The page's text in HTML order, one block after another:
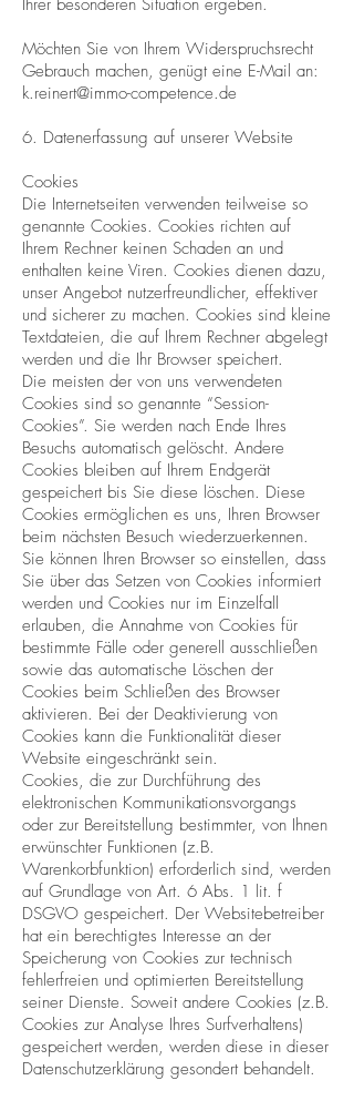
Ihrer besonderen Situation ergeben.
Möchten Sie von Ihrem Widerspruchsrecht
Gebrauch machen, genügt eine E-Mail an:
k.reinert@immo-competence.de
6. Datenerfassung auf unserer Website
Cookies
Die Internetseiten verwenden teilweise so
genannte Cookies. Cookies richten auf
Ihrem Rechner keinen Schaden an und
enthalten keine Viren. Cookies dienen dazu,
unser Angebot nutzerfreundlicher, effektiver
und sicherer zu machen. Cookies sind kleine
Textdateien, die auf Ihrem Rechner abgelegt
werden und die Ihr Browser speichert.
Die meisten der von uns verwendeten
Cookies sind so genannte “Session-
Cookies”. Sie werden nach Ende Ihres
Besuchs automatisch gelöscht. Andere
Cookies bleiben auf Ihrem Endgerät
gespeichert bis Sie diese löschen. Diese
Cookies ermöglichen es uns, Ihren Browser
beim nächsten Besuch wiederzuerkennen.
Sie können Ihren Browser so einstellen, dass
Sie über das Setzen von Cookies informiert
werden und Cookies nur im Einzelfall
erlauben, die Annahme von Cookies für
bestimmte Fälle oder generell ausschließen
sowie das automatische Löschen der
Cookies beim Schließen des Browser
aktivieren. Bei der Deaktivierung von
Cookies kann die Funktionalität dieser
Website eingeschränkt sein.
Cookies, die zur Durchführung des
elektronischen Kommunikationsvorgangs
oder zur Bereitstellung bestimmter, von Ihnen
erwünschter Funktionen (z.B.
Warenkorbfunktion) erforderlich sind, werden
auf Grundlage von Art. 6 Abs. 1 lit. f
DSGVO gespeichert. Der Websitebetreiber
hat ein berechtigtes Interesse an der
Speicherung von Cookies zur technisch
fehlerfreien und optimierten Bereitstellung
seiner Dienste. Soweit andere Cookies (z.B.
Cookies zur Analyse Ihres Surfverhaltens)
gespeichert werden, werden diese in dieser
Datenschutzerklärung gesondert behandelt.